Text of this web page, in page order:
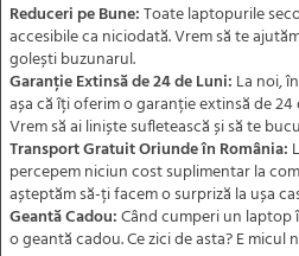
Reduceri pe Bune:Toate laptopurile
accesibile ca niciodată. Vrem să te
golești buzunarul.
Garanție Extinsă de 24 de Luni: La noi,
așa că îți oferim o garanție extinsă de
Vrem să ai liniște sufletească și să te
Transport Gratuit Oriunde în România:
percepem niciun cost suplimentar la
așteptăm să-ți facem o surpriză la ușa
Geantă Cadou:Când cumperi un laptop
o geantă cadou. Ce zici de asta? E